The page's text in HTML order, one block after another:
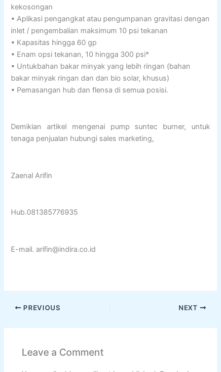
kekosongan
• Aplikasi pengangkat atau pengumpanan gravitasi dengan
inlet / pengembalian maksimum 10 psi tekanan
• Kapasitas hingga 60 gp
• Enam opsi tekanan, 10 hingga 300 psi*
• Untukbahan bakar minyak yang lebih ringan (bahan
bakar minyak ringan dan dan bio solar, khusus)
• Pemasangan hub dan flensa di semua posisi.
Demikian artikel mengenai pump suntec burner, untuk
tenaga penjualan hubungi sales marketing,
Zaenal Arifin
Hub.081385776935
E-mail. arifin@indira.co.id
PREVIOUS NEXT
Leave a Comment